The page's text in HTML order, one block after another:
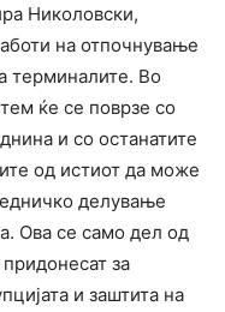
Николовски,
на отпочнување
терминалите. Во
ќе се поврзе со
и со останатите
од истиот да може
делување
Ова се само дел од
за
и заштита на